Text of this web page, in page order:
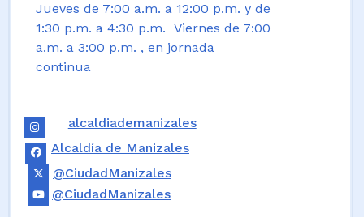
Jueves de 7:00 a.m. a 12:00 p.m. y de
1:30 p.m. a 4:30 p.m. Viernes de 7:00
a.m. a 3:00 p.m. , en jornada
continua
alcaldiademanizales
Alcaldía de Manizales
@CiudadManizales
@CiudadManizales